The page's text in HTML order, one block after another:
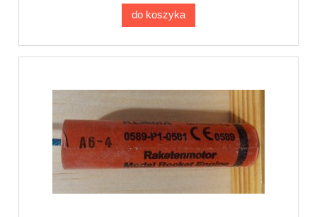
do koszyka